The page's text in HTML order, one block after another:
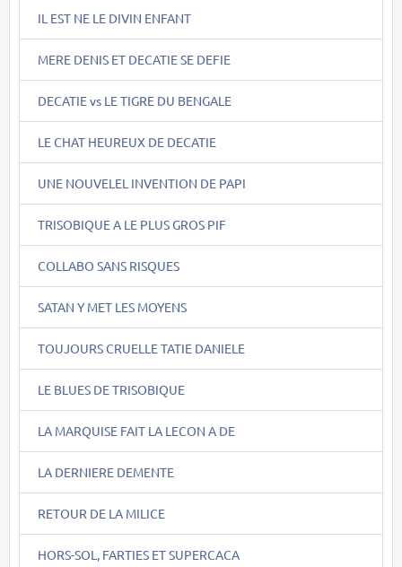
IL EST NE LE DIVIN ENFANT
MERE DENIS ET DECATIE SE DEFIE
DECATIE vs LE TIGRE DU BENGALE
LE CHAT HEUREUX DE DECATIE
UNE NOUVELEL INVENTION DE PAPI
TRISOBIQUE A LE PLUS GROS PIF
COLLABO SANS RISQUES
SATAN Y MET LES MOYENS
TOUJOURS CRUELLE TATIE DANIELE
LE BLUES DE TRISOBIQUE
LA MARQUISE FAIT LA LECON A DE
LA DERNIERE DEMENTE
RETOUR DE LA MILICE
HORS-SOL, FARTIES ET SUPERCACA